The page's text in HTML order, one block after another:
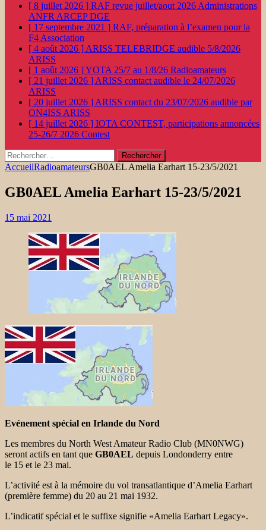
[ 8 juillet 2026 ] RAF revue juillet/aout 2026 Administrations
ANFR ARCEP DGE
[ 17 septembre 2021 ] RAF, préparation à l’examen pour la
F4 Association
[ 4 août 2026 ] ARISS TELEBRIDGE audible 5/8/2026
ARISS
[ 1 août 2026 ]YOTA 25/7 au 1/8/26 Radioamateurs
[ 21 juillet 2026 ] ARISS contact audible le 24/07/2026
ARISS
[ 20 juillet 2026 ] ARISS contact du 23/07/2026 audible par
ON4ISS ARISS
[ 14 juillet 2026 ] IOTA CONTEST, participations annoncées
25-26/7 2026 Contest
Rechercher :
AccueilRadioamateursGB0AEL Amelia Earhart 15-23/5/2021
GB0AEL Amelia Earhart 15-23/5/2021
15 mai 2021
Evénement spécial en Irlande du Nord
Les membres du North West Amateur Radio Club (MN0NWG)
seront actifs en tant que GB0AEL depuis Londonderry entre
le 15 et le 23 mai.
L’activité est à la mémoire du vol transatlantique d’Amelia Earhart
(première femme) du 20 au 21 mai 1932.
L’indicatif spécial et le suffixe signifie «Amelia Earhart Legacy».